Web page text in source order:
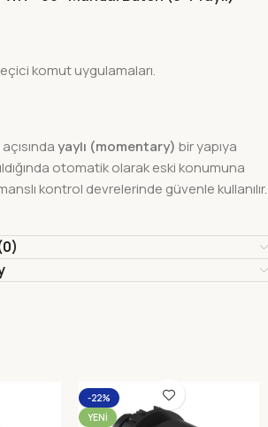
komut uygulamaları.
yaylı (momentary) bir yapıya
otomatik olarak eski konumuna
kontrol devrelerinde güvenle kullanılır.
-22%
YENI